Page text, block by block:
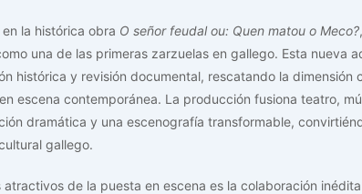
la histórica obra O señor feudal ou: Quen matou o Meco?
una de las primeras zarzuelas en gallego. Esta nueva
histórica y revisión documental, rescatando la dimensión
escena contemporánea. La producción fusiona teatro,
dramática y una escenografía transformable,
gallego.
atractivos de la puesta en escena es la colaboración